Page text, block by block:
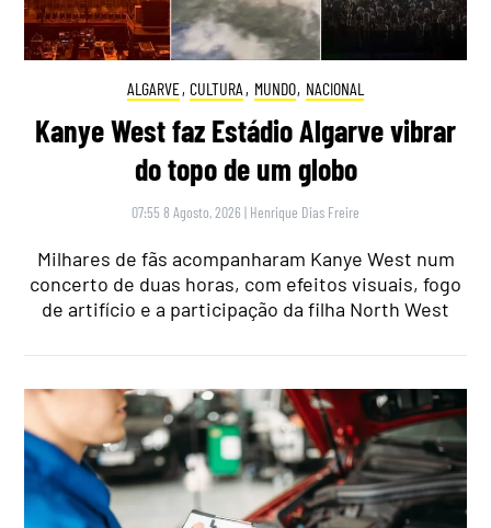
ALGARVE, CULTURA , MUNDO, NACIONAL
Kanye West faz Estádio Algarve vibrar
do topo de um globo
07:55 8 Agosto, 2026 | Henrique Dias Freire
Milhares de fãs acompanharam Kanye West num
concerto de duas horas, com efeitos visuais, fogo
de artifício e a participação da filha North West